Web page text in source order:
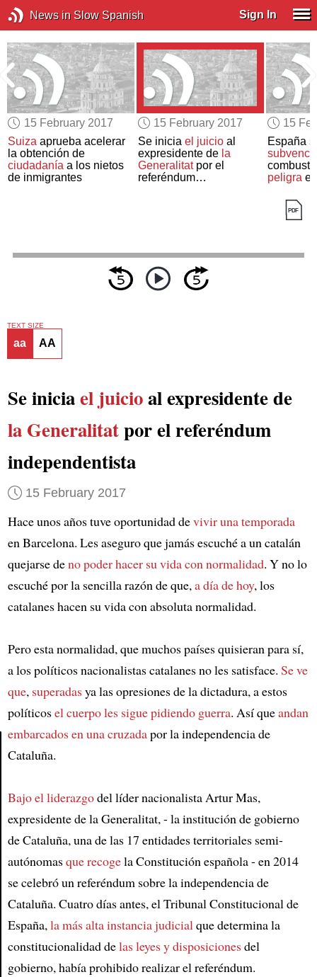
News in Slow Spanish Sign In
15 February 2017
Suiza aprueba acelerar
la obtención de
ciudadanía a los nietos
de inmigrantes
15 February 2017
Se inicia el juicioal
expresidente de la
Generalitatpor el
referéndum
15
España
peligrael
TEXT SIZE
aa AA
Se iniciael juicioal expresidente de
la Generalitatpor el referéndum
independentista
15 February 2017
Hace unos años tuve oportunidad devivir una temporada
en Barcelona. Les aseguro que jamás escuché a un catalán
quejarse deno poder hacer su vida con normalidad. Y no lo
escuché por la sencilla razón de que,a día de hoy, los
catalanes hacen su vida con absoluta normalidad.
Pero esta normalidad, que muchos países quisieran para sí,
a los políticos nacionalistas catalanes no les satisface. Se ve
que, superadasya las opresiones de la dictadura, a estos
políticosel cuerpo les sigue pidiendo guerra. Así queandan
embarcados en una cruzadapor la independencia de
Cataluña.
Bajo el liderazgodel líder nacionalista Artur Mas,
expresidente de la Generalitat, - la institución de gobierno
de Cataluña, una de las 17 entidades territoriales semi-
autónomasque recogela Constitución española - en 2014
se celebró un referéndum sobre la independencia de
Cataluña. Cuatro días antes, el Tribunal Constitucional de
España,la más alta instancia judicialque determina la
constitucionalidad delas leyes y disposicionesdel
gobierno, había prohibido realizar el referéndum.